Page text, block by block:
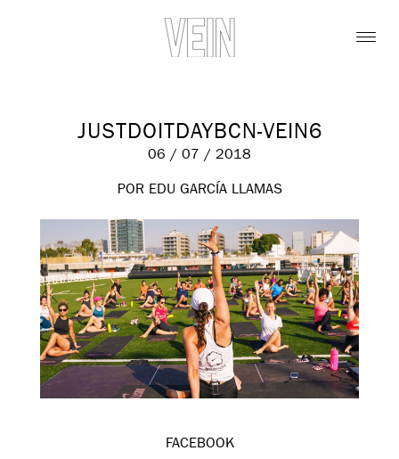
JUSTDOITDAYBCN-VEIN6
06 / 07 / 2018
POR EDU GARCÍA LLAMAS
FACEBOOK